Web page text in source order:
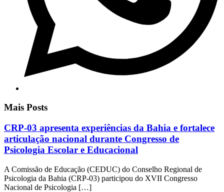
Mais Posts
CRP-03 apresenta experiências da Bahia e fortalece
articulação nacional durante Congresso de
Psicologia Escolar e Educacional
A Comissão de Educação (CEDUC) do Conselho Regional de
Psicologia da Bahia (CRP-03) participou do XVII Congresso
Nacional de Psicologia […]